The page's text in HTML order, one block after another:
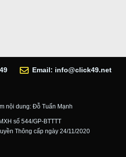
Email: info@click49.net
nội dung: Đỗ Tuấn Mạnh
số 544/GP-BTTTT
Thông cấp ngày 24/11/2020